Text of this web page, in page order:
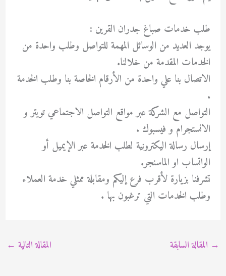
طلب خدمات صباغ جدران القرين :
يوجد العديد من الوسائل المهمة للتواصل وطلب واحدة من
الخدمات المقدمة من خلالنا.
الاتصال بنا علي واحدة من الأرقام الخاصة بنا وطلب الخدمة
.
التواصل مع الشركة عبر مواقع التواصل الاجتماعي تويتر و
الانستجرام و فيسبوك .
إرسال رسالة اليكترونية لطلب الخدمة عبر الإيميل أو
الواتساب او الماسنجر.
تشرفنا بزيارة لأقرب فرع إليكم ومقابلة ممثلي خدمة العملاء
وطلب الخدمات التي ترغبون بها .
→ المقالة السابقة المقالة التالية ←